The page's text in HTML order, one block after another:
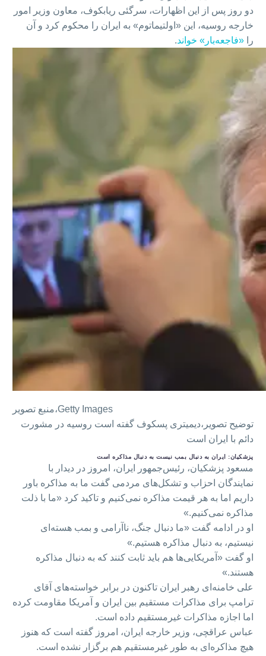
دو روز پس از این اظهارات، سرگئی ریابکوف، معاون وزیر امور
خارجه روسیه، این «اولتیماتوم» به ایران را محکوم کرد و آن
را «فاجعه‌بار» خواند.
منبع تصویر،Getty Images
توضیح تصویر،دیمیتری پسکوف گفته است روسیه در مشورت
دائم با ایران است
پزشکیان: ایران به دنبال بمب نیست به دنبال مذاکره است
مسعود پزشکیان، رئیس‌جمهور ایران، امروز در دیدار با
نمایندگان احزاب و تشکل‌های مردمی گفت ما به مذاکره باور
داریم اما به هر قیمت مذاکره نمی‌کنیم و تاکید کرد «ما با ذلت
مذاکره نمی‌کنیم.»
او در ادامه گفت «ما دنبال جنگ، ناآرامی و بمب هسته‌ای
نیستیم، به دنبال مذاکره هستیم.»
او گفت «آمریکایی‌ها هم باید ثابت کنند که به دنبال مذاکره
هستند.»
علی خامنه‌ای رهبر ایران تاکنون در برابر خواسته‌های آقای
ترامپ برای مذاکرات مستقیم بین ایران و آمریکا مقاومت کرده
اما اجازه مذاکرات غیرمستقیم داده است.
عباس عراقچی، وزیر خارجه ایران، امروز گفته است که هنوز
هیچ مذاکره‌ای به طور غیرمستقیم هم برگزار نشده است.